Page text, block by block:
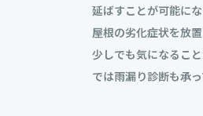
延ばすことが可能にな
屋根の劣化症状を放
少しでも気になるこ
では雨漏り診断も承